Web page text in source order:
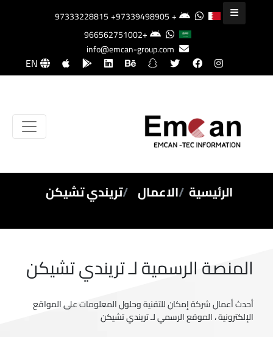
+97333228815
+97339498905
+966562751002
info@emcan-group.com
EN
الرئيسية الاعمال تريندي تشيكن
المنصة الرسمية لـ تريندي تشيكن
أحدث أعمال شركة إمكان للتقنية وحلول المعلومات على المواقع
الإلكترونية ، الموقع الرسمي لـ تريندي تشيكن